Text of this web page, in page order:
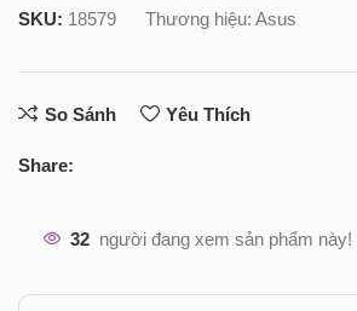
SKU: 18579 Thương hiệu:Asus
So Sánh Yêu Thích
Share:
32 người đang xem sản phẩm này!